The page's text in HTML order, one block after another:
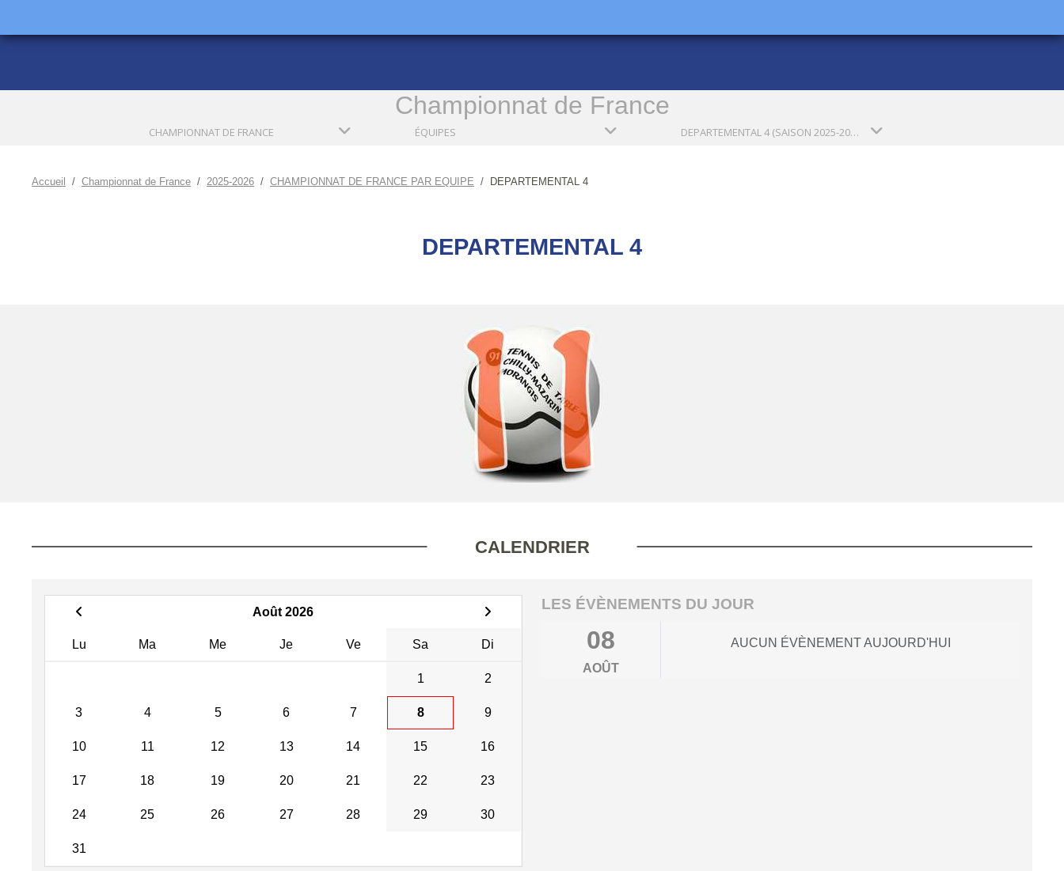
Championnat de France
CHAMPIONNAT DE FRANCE ÉQUIPES DEPARTEMENTAL 4 (SAISON 2025-2026)
Accueil Championnat de France 2025-2026 CHAMPIONNAT DE FRANCE PAR EQUIPE DEPARTEMENTAL 4
DEPARTEMENTAL 4
CALENDRIER
Août 2026
Lu Ma Me Je Ve Sa Di
1 2
3 4 5 6 7 8 9
10 11 12 13 14 15 16
17 18 19 20 21 22 23
24 25 26 27 28 29 30
31
LES ÉVÈNEMENTS DU JOUR
08
AOÛT
AUCUN ÉVÈNEMENT AUJOURD'HUI